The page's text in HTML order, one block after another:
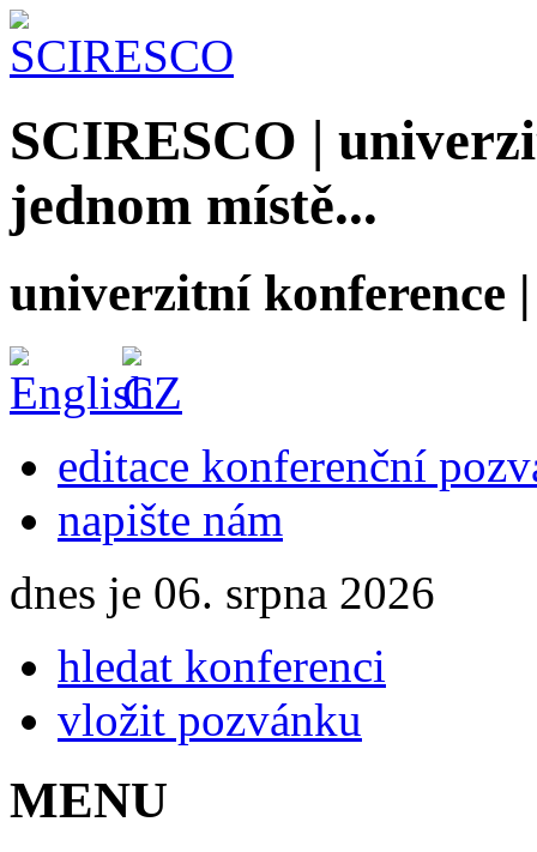
SCIRESCO |
jednom místě...
univerzitní konference
editace konferenční
napište nám
dnes je 06. srpna 2026
hledat konferenci
vložit pozvánku
MENU